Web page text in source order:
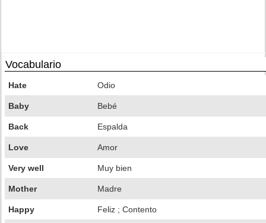
Vocabulario
Hate Odio
Baby Bebé
Back Espalda
Love Amor
Very well Muy bien
Mother Madre
Happy Feliz ; Contento